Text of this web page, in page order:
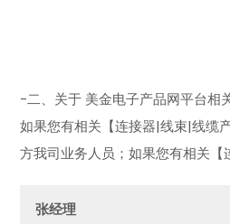
-二、关于 美金电子产品网平台
如果您有相关【连接器|线束|线缆
方我司业务人员；如果您有相关
张经理